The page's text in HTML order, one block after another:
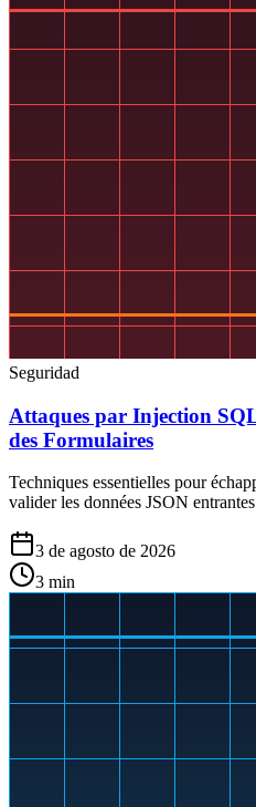
Seguridad
Attaques par Injection
des Formulaires
Techniques essentielles pour
valider les données JSON
3 de agosto de 2026
3 min